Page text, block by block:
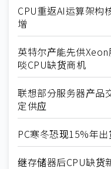
CPU重返AI运算架
增
英特尔产能先供
啖CPU缺货商机
联想部分服务器产
定供应
PC寒冬恐现15%年
继存储器后CPU缺